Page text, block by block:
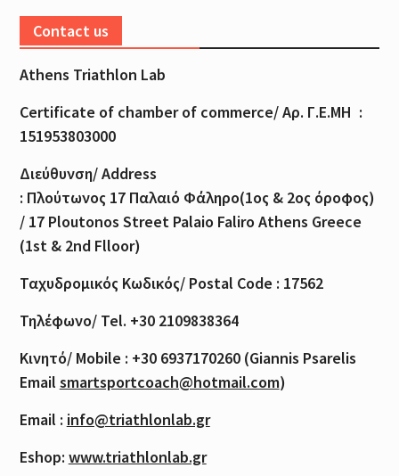
Contact us
Athens Triathlon Lab
Certificate of chamberof commerce/Αρ. Γ.Ε.ΜΗ :
151953803000
Διεύθυνση/ Address
: Πλούτωνος 17 Παλαιό Φάληρο(1ος & 2ος όροφος)
/ 17 Ploutonos Street Palaio Faliro Athens Greece
(1st & 2nd Flloor)
Ταχυδρομικός Κωδικός/ Postal Code : 17562
Τηλέφωνο/ Tel. +30 2109838364
Κινητό/ Mobile : +30 6937170260 (Giannis Psarelis
Email smartsportcoach@hotmail.com)
Email : info@triathlonlab.gr
Eshop: www.triathlonlab.gr